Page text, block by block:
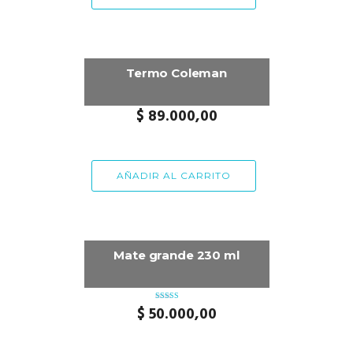
Termo Coleman
$ 89.000,00
AÑADIR AL CARRITO
Mate grande 230 ml
Valorado
con
$ 50.000,00